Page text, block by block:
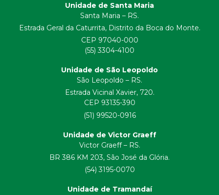
Unidade de Santa Maria
Santa Maria – RS.
Estrada Geral da Caturrita, Distrito da Boca do Monte.
CEP 97040-000
(55) 3304-4100
Unidade de São Leopoldo
São Leopoldo – RS.
Estrada Vicinal Xavier, 720.
CEP 93135-390
(51) 99520-0916
Unidade de Victor Graeff
Victor Graeff – RS.
BR 386 KM 203, São José da Glória.
(54) 3195-0070
Unidade de Tramandaí